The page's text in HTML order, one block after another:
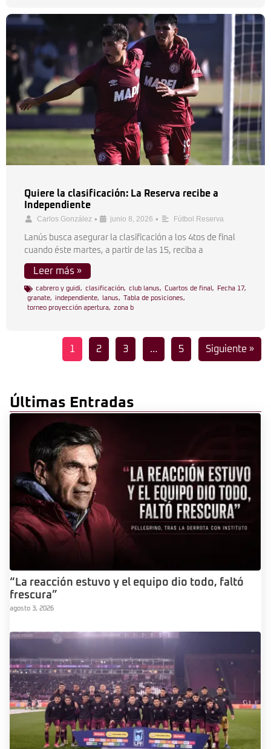
Quiere la clasificación: La Reserva recibe a
Independiente
Carlos González • junio 8, 2026 • Fútbol Reserva
Lanús busca asegurar la clasificación a los 4tos de final
cuando éste martes, a partir de las 15, reciba a
Leer más »
cabrero y guidi, clasificación, club lanus, Cuartos de final , Fecha 17,
granate, independiente, lanus, Tabla de posiciones,
torneo proyección apertura, zona b
1 2 3 … 5 Siguiente »
Últimas Entradas
“La reacción estuvo y el equipo dio todo, faltó
frescura”
agosto 3, 2026